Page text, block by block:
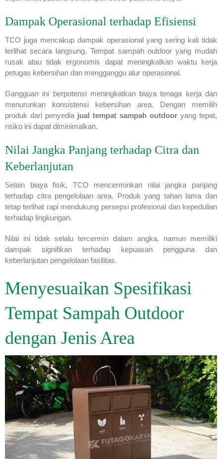
Dampak Operasional terhadap Efisiensi
TCO juga mencakup dampak operasional yang sering kali tidak
terlihat secara langsung. Tempat sampah outdoor yang mudah
rusak atau tidak ergonomis dapat meningkatkan waktu kerja
petugas kebersihan dan mengganggu alur operasional.
Gangguan ini berpotensi meningkatkan biaya tenaga kerja dan
menurunkan konsistensi kebersihan area. Dengan memilih
produk dari penyedia jual tempat sampah outdoor yang tepat,
risiko ini dapat diminimalkan.
Nilai Jangka Panjang terhadap Citra dan
Keberlanjutan
Selain biaya fisik, TCO mencerminkan nilai jangka panjang
terhadap citra pengelolaan area. Produk yang tahan lama dan
tetap terlihat rapi mendukung persepsi profesional dan kepedulian
terhadap lingkungan.
Nilai ini tidak selalu tercermin dalam angka, namun memiliki
dampak signifikan terhadap kepuasan pengguna dan
keberlanjutan pengelolaan fasilitas.
Menyesuaikan Spesifikasi
Tempat Sampah Outdoor
dengan Jenis Area